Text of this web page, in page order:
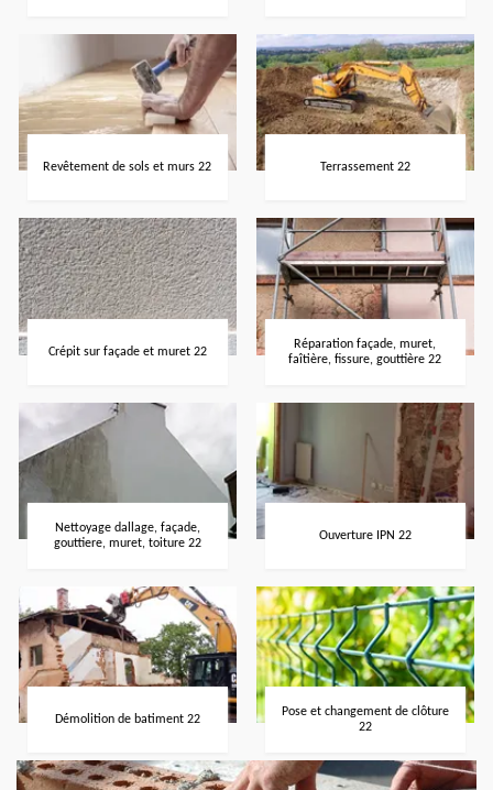
Revêtement de sols et murs 22 Terrassement 22
Crépit sur façade et muret 22
Réparation façade, muret,
faîtière, fissure, gouttière 22
Nettoyage dallage, façade,
gouttiere, muret, toiture 22
Ouverture IPN 22
Démolition de batiment 22
Pose et changement de clôture
22